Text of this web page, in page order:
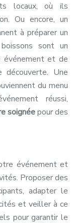
locaux, où ils
Ou encore, un
à préparer un
sont un
événement et de
Une
du menu
réussi,
soignéepour des
événement et
Proposer des
adapter le
et veiller à ce
pour garantir le